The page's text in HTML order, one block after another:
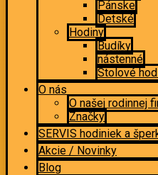
Pánske
Detské
Hodiny
Budíky
nástenné
Stolové
O nás
O našej rodinnej
Značky
SERVIS hodiniek a
Akcie / Novinky
Blog